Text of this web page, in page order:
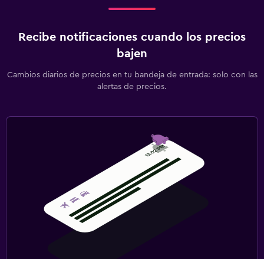
Recibe notificaciones cuando los precios
bajen
Cambios diarios de precios en tu bandeja de entrada: solo con las
alertas de precios.